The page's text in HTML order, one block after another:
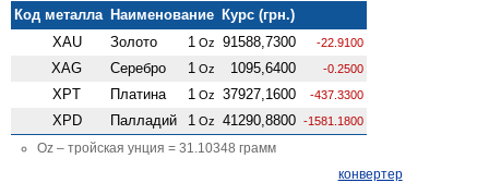
Код металла Наименование Курс (грн.)
XAU
Золото 1 Oz 91588,7300 -22.9100
XAG Серебро 1 Oz 1095,6400 -0.2500
XPT Платина 1 Oz 37927,1600 -437.3300
XPD Палладий 1 Oz 41290,8800 -1581.1800
Oz – тройская унция = 31.10348 грамм
конвертер